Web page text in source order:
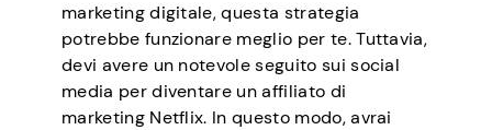
marketing digitale, questa strategia
potrebbe funzionare meglio per te. Tuttavia,
devi avere un notevole seguito sui social
media per diventare un affiliato di
marketing Netflix. In questo modo, avrai